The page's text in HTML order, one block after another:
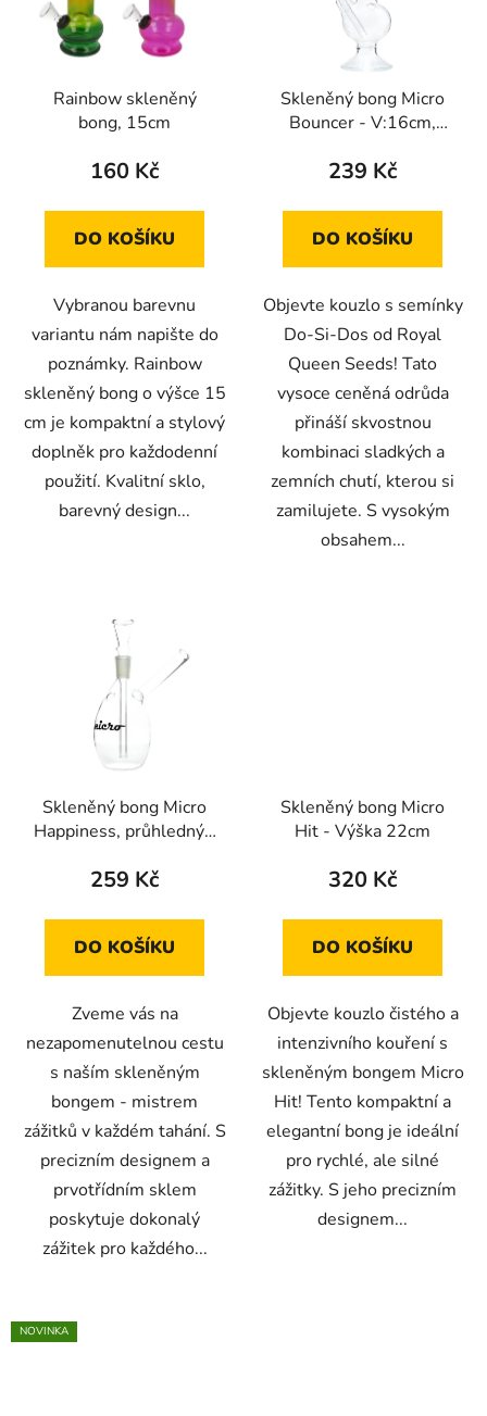
Rainbow skleněný
bong, 15cm
160 Kč
DO KOŠÍKU
Vybranou barevnu
variantu nám napište do
poznámky. Rainbow
skleněný bong o výšce 15
cm je kompaktní a stylový
doplněk pro každodenní
použití. Kvalitní sklo,
barevný design...
Skleněný bong Micro
Bouncer - V:16cm,
239 Kč
DO KOŠÍKU
Objevte kouzlo s semínky
Do-Si-Dos od Royal
Queen Seeds! Tato
vysoce ceněná odrůda
přináší skvostnou
kombinaci sladkých a
zemních chutí, kterou si
zamilujete. S vysokým
obsahem...
Skleněný bong Micro
Happiness, průhledný -
259 Kč
DO KOŠÍKU
Zveme vás na
nezapomenutelnou cestu
s naším skleněným
bongem - mistrem
zážitků v každém tahání. S
precizním designem a
prvotřídním sklem
poskytuje dokonalý
zážitek pro každého...
Skleněný bong Micro
Hit - Výška 22cm
320 Kč
DO KOŠÍKU
Objevte kouzlo čistého a
intenzivního kouření s
skleněným bongem Micro
Hit! Tento kompaktní a
elegantní bong je ideální
pro rychlé, ale silné
zážitky. S jeho precizním
designem...
NOVINKA